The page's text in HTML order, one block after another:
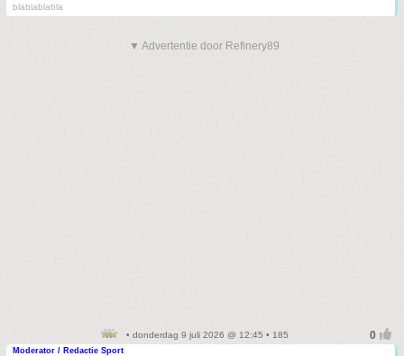
blablablabla
▼ Advertentie door Refinery89
• donderdag 9 juli 2026 @ 12:45 • 185
Moderator / Redactie Sport